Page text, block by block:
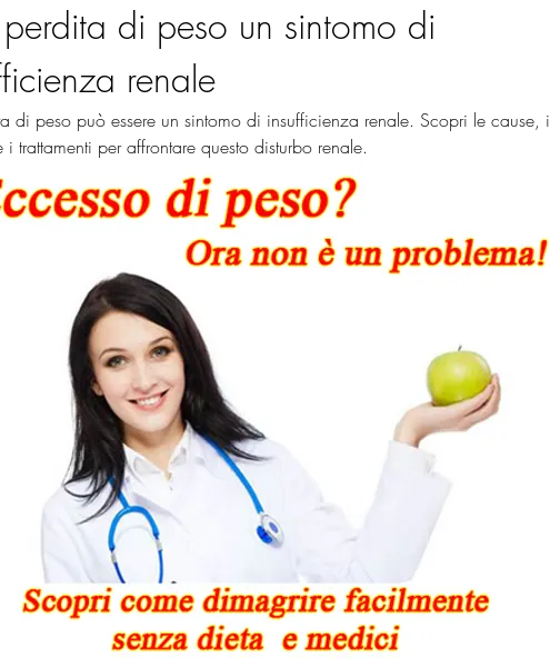
di peso un sintomo di
renale
di peso può essere un sintomo di insufficienza renale. Scopri le cause, i
i trattamenti per affrontare questo disturbo renale.